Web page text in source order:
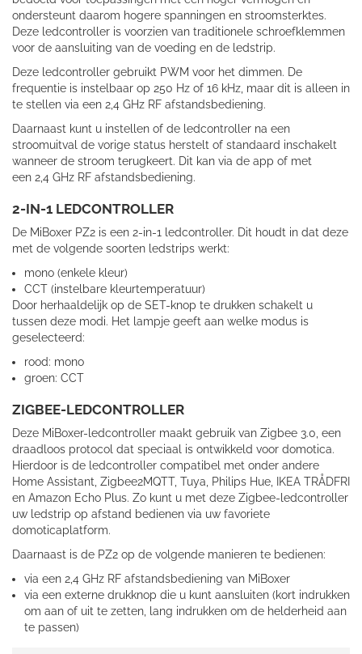
ondersteunt daarom hogere spanningen en stroomsterktes.
Deze ledcontroller is voorzien van traditionele schroefklemmen
voor de aansluiting van de voeding en de ledstrip.
Deze ledcontroller gebruikt PWM voor het dimmen. De
frequentie is instelbaar op 250 Hz of 16 kHz, maar dit is alleen in
te stellen via een 2,4 GHz RF afstandsbediening.
Daarnaast kunt u instellen of de ledcontroller na een
stroomuitval de vorige status herstelt of standaard inschakelt
wanneer de stroom terugkeert. Dit kan via de app of met
een 2,4 GHz RF afstandsbediening.
2-IN-1 LEDCONTROLLER
De MiBoxer PZ2 is een 2-in-1 ledcontroller. Dit houdt in dat deze
met de volgende soorten ledstrips werkt:
mono (enkele kleur)
CCT (instelbare kleurtemperatuur)
Door herhaaldelijk op de SET-knop te drukken schakelt u
tussen deze modi. Het lampje geeft aan welke modus is
geselecteerd:
rood: mono
groen: CCT
ZIGBEE-LEDCONTROLLER
Deze MiBoxer-ledcontroller maakt gebruik van Zigbee 3.0, een
draadloos protocol dat speciaal is ontwikkeld voor domotica.
Hierdoor is de ledcontroller compatibel met onder andere
Home Assistant, Zigbee2MQTT, Tuya, Philips Hue, IKEA TRÅDFRI
en Amazon Echo Plus. Zo kunt u met deze Zigbee-ledcontroller
uw ledstrip op afstand bedienen via uw favoriete
domoticaplatform.
Daarnaast is de PZ2 op de volgende manieren te bedienen:
via een 2,4 GHz RF afstandsbediening van MiBoxer
via een externe drukknop die u kunt aansluiten (kort indrukken
om aan of uit te zetten, lang indrukken om de helderheid aan
te passen)